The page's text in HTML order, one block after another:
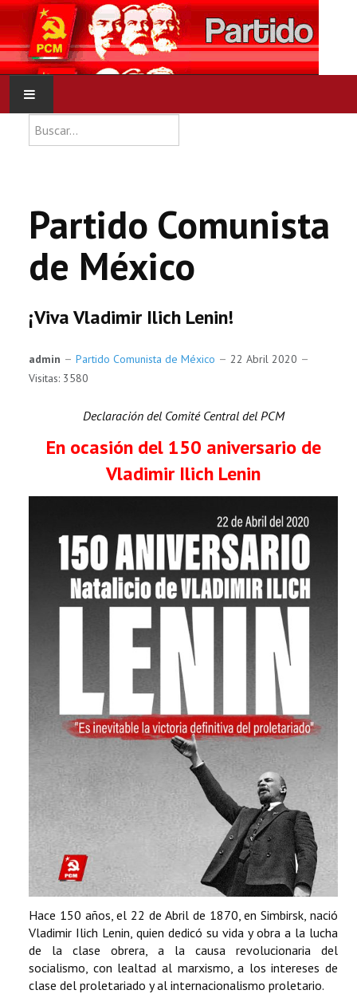
INICIO
NOTICIAS
DOCUMENTOS
Buscar
Partido Comunista
de México
¡Viva Vladimir Ilich Lenin!
admin Partido Comunista de México
22 Abril 2020
Visitas: 3580
Declaración del Comité Central del PCM
En ocasión del 150 aniversario de
Vladimir Ilich Lenin
Hace 150 años, el 22 de Abril de 1870, en Simbirsk, nació
Vladimir Ilich Lenin, quien dedicó su vida y obra a la lucha
de la clase obrera, a la causa revolucionaria del
socialismo, con lealtad al marxismo, a los intereses de
clase del proletariado y al internacionalismo proletario.